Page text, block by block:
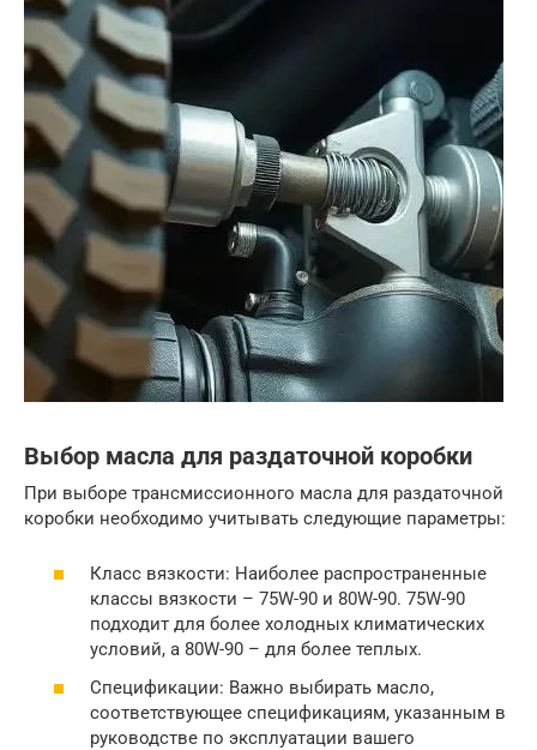
Выбор масла для раздаточной коробки
При выборе трансмиссионного масла для раздаточной
коробки необходимо учитывать следующие параметры:
Класс вязкости: Наиболее распространенные
классы вязкости – 75W-90 и 80W-90. 75W-90
подходит для более холодных климатических
условий, а 80W-90 – для более теплых.
Спецификации: Важно выбирать масло,
соответствующее спецификациям, указанным в
руководстве по эксплуатации вашего